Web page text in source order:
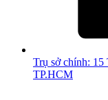
Trụ sở chính:
TP.HCM